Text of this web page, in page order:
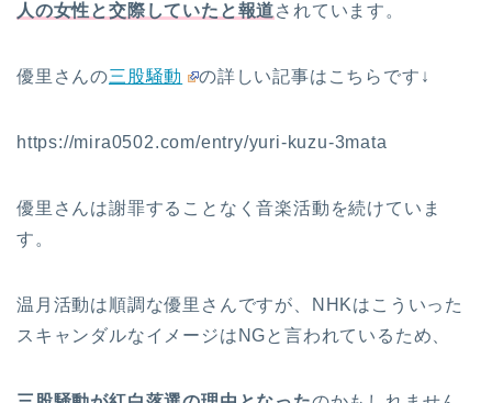
人の女性と交際していたと報道されています。
優里さんの三股騒動 の詳しい記事はこちらです↓
https://mira0502.com/entry/yuri-kuzu-3mata
優里さんは謝罪することなく音楽活動を続けていま
す。
温月活動は順調な優里さんですが、NHKはこういった
スキャンダルなイメージはNGと言われているため、